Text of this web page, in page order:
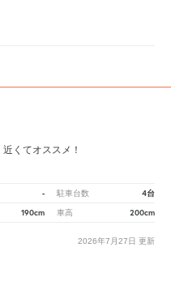
近くてオススメ！
- 駐車台数 4台
190cm 車高 200cm
2026年7月27日 更新